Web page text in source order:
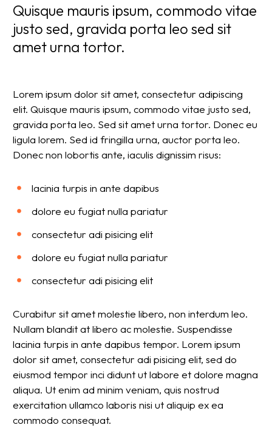
Quisque mauris ipsum, commodo vitae
justo sed, gravida porta leo sed sit
amet urna tortor.
Lorem ipsum dolor sit amet, consectetur adipiscing
elit. Quisque mauris ipsum, commodo vitae justo sed,
gravida porta leo. Sed sit amet urna tortor. Donec eu
ligula lorem. Sed id fringilla urna, auctor porta leo.
Donec non lobortis ante, iaculis dignissim risus:
lacinia turpis in ante dapibus
dolore eu fugiat nulla pariatur
consectetur adi pisicing elit
dolore eu fugiat nulla pariatur
consectetur adi pisicing elit
Curabitur sit amet molestie libero, non interdum leo.
Nullam blandit at libero ac molestie. Suspendisse
lacinia turpis in ante dapibus tempor. Lorem ipsum
dolor sit amet, consectetur adi pisicing elit, sed do
eiusmod tempor inci didunt ut labore et dolore magna
aliqua. Ut enim ad minim veniam, quis nostrud
exercitation ullamco laboris nisi ut aliquip ex ea
commodo consequat.